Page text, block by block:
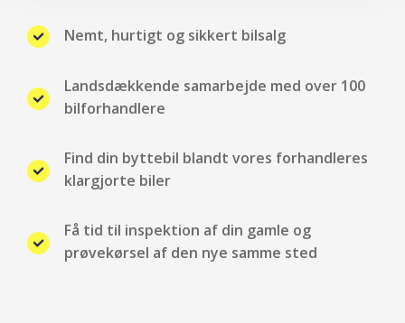
Nemt, hurtigt og sikkert bilsalg
Landsdækkende samarbejde med over 100
bilforhandlere
Find din byttebil blandt vores forhandleres
klargjorte biler
Få tid til inspektion af din gamle og
prøvekørsel af den nye samme sted